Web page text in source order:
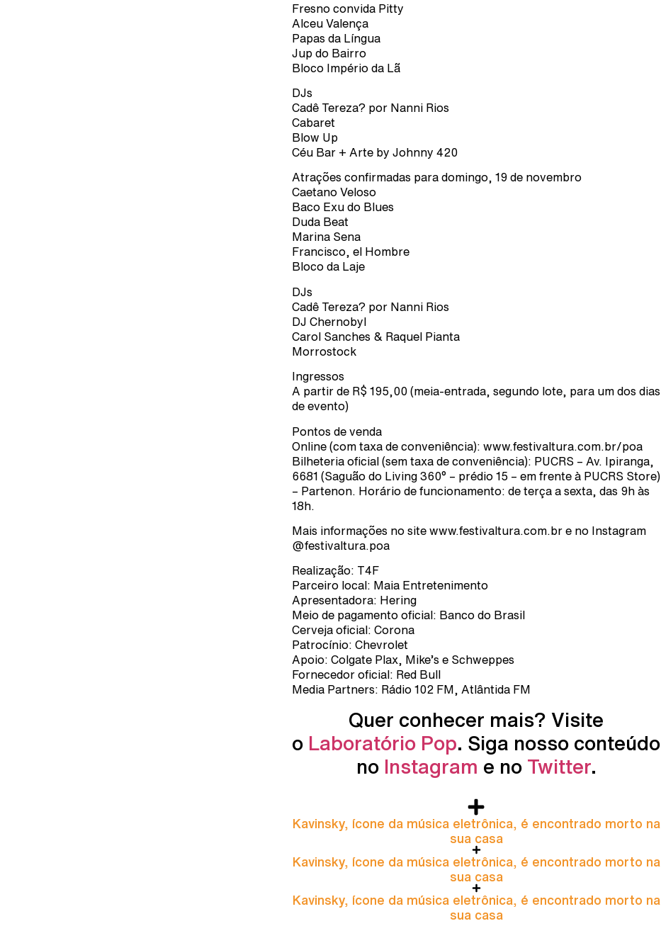
Fresno convida Pitty
Alceu Valença
Papas da Língua
Jup do Bairro
Bloco Império da Lã
DJs
Cadê Tereza? por Nanni Rios
Cabaret
Blow Up
Céu Bar + Arte by Johnny 420
Atrações confirmadas para domingo, 19 de novembro
Caetano Veloso
Baco Exu do Blues
Duda Beat
Marina Sena
Francisco, el Hombre
Bloco da Laje
DJs
Cadê Tereza? por Nanni Rios
DJ Chernobyl
Carol Sanches & Raquel Pianta
Morrostock
Ingressos
A partir de R$ 195,00 (meia-entrada, segundo lote, para um dos dias
de evento)
Pontos de venda
Online (com taxa de conveniência): www.festivaltura.com.br/poa
Bilheteria oficial (sem taxa de conveniência): PUCRS – Av. Ipiranga,
6681 (Saguão do Living 360° – prédio 15 – em frente à PUCRS Store)
– Partenon. Horário de funcionamento: de terça a sexta, das 9h às
18h.
Mais informações no site www.festivaltura.com.br e no Instagram
@festivaltura.poa
Realização: T4F
Parceiro local: Maia Entretenimento
Apresentadora: Hering
Meio de pagamento oficial: Banco do Brasil
Cerveja oficial: Corona
Patrocínio: Chevrolet
Apoio: Colgate Plax, Mike’s e Schweppes
Fornecedor oficial: Red Bull
Media Partners: Rádio 102 FM, Atlântida FM
Quer conhecer mais? Visite
o Laboratório Pop. Siga nosso conteúdo
no Instagram e no Twitter.
Kavinsky, ícone da música eletrônica, é encontrado morto na
sua casa
Kavinsky, ícone da música eletrônica, é encontrado morto na
sua casa
Kavinsky, ícone da música eletrônica, é encontrado morto na
sua casa